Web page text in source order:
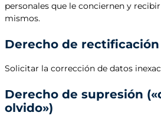
personales que le conciernen y
mismos.
Derecho de rectificación
Solicitar la corrección de datos
Derecho de supresión
olvido»)